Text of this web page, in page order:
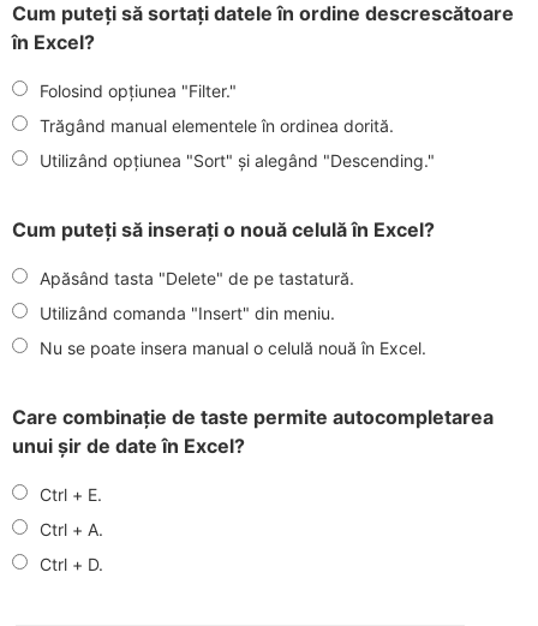
Cum puteți să sortați datele în ordine descrescătoare
în Excel?
Folosind opțiunea "Filter."
Trăgând manual elementele în ordinea dorită.
Utilizând opțiunea "Sort" și alegând "Descending."
Cum puteți să inserați o nouă celulă în Excel?
Apăsând tasta "Delete" de pe tastatură.
Utilizând comanda "Insert" din meniu.
Nu se poate insera manual o celulă nouă în Excel.
Care combinație de taste permite autocompletarea
unui șir de date în Excel?
Ctrl + E.
Ctrl + A.
Ctrl + D.